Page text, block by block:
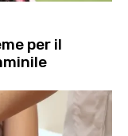
per il